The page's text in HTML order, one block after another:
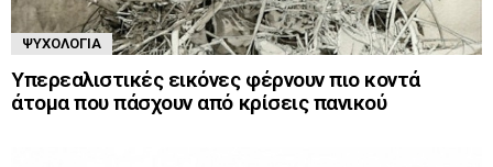
ΨΥΧΟΛΟΓΊΑ
Υπερεαλιστικές εικόνες φέρνουν πιο κοντά
άτομα που πάσχουν από κρίσεις πανικού